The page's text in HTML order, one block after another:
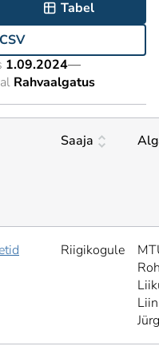
Tabel
1.09.2024—
Rahvaalgatus
Saaja
Riigikogule